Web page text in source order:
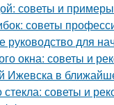
советы и примеры
советы
руководство для
окна: советы и
Ижевска в
советы и